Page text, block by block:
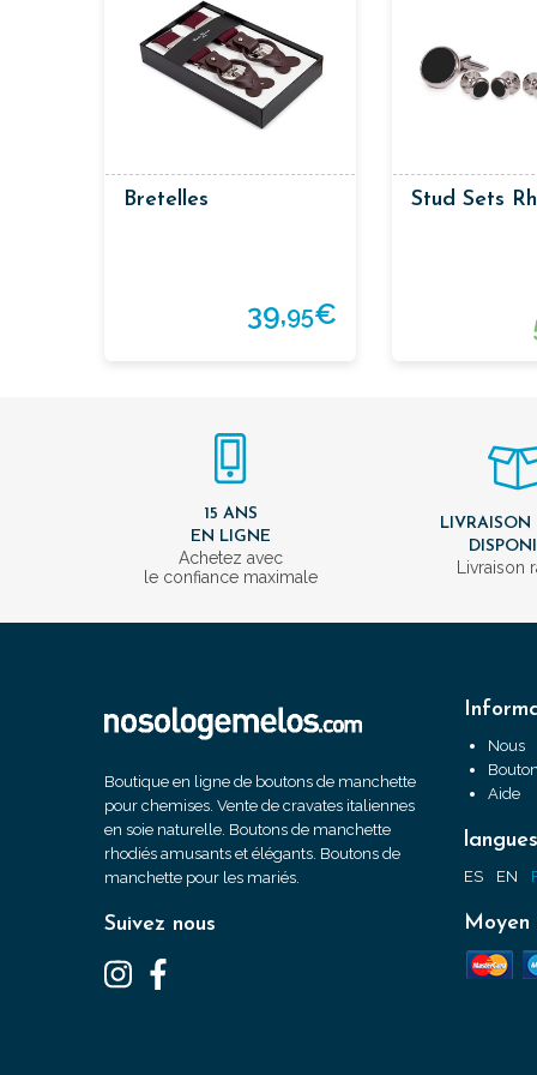
Bretelles
39,95€
Stud Sets
15 ANS
EN LIGNE
Achetez avec
le confiance maximale
LIVRAISON
Livraison
Boutique en ligne de boutons de manchette
pour chemises. Vente de cravates italiennes
en soie naturelle. Boutons de manchette
rhodiés amusants et élégants. Boutons de
manchette pour les mariés.
Suivez nous
Nous
Aide
langues
ES EN